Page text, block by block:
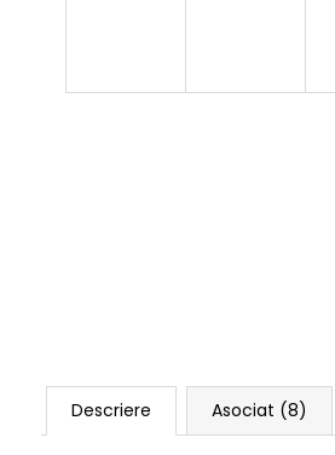
Descriere Asociat (8)